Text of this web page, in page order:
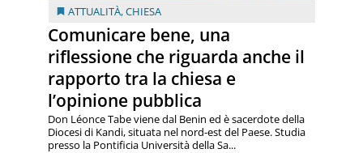
ATTUALITÀ,CHIESA
Comunicare bene, una
riflessione che riguarda anche il
rapporto tra la chiesa e
l’opinione pubblica
Don Léonce Tabe viene dal Benin ed è sacerdote della
Diocesi di Kandi, situata nel nord-est del Paese. Studia
presso la Pontificia Università della Sa...